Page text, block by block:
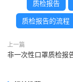
质检报告
质检报告的流程
上一篇
非一次性口罩质检报